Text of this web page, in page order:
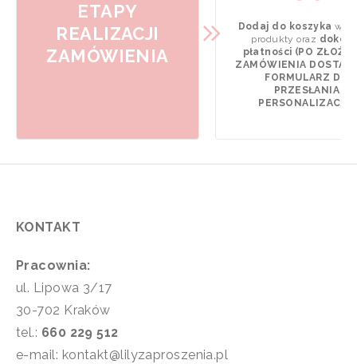
ETAPY
REALIZACJI
ZAMÓWIENIA
Dodaj do koszyka
produkty oraz
płatności (PO
ZAMÓWIENIA
FORMULARZ DO
PRZESŁANIA
PERSONALIZACJI).
KONTAKT
Pracownia:
ul. Lipowa 3/17
30-702 Kraków
tel.: 660 229 512
e-mail: kontakt@lilyzaproszenia.pl